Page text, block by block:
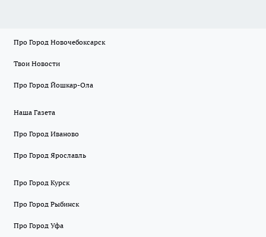
Про Город Новочебоксарск
Твои Новости
Про Город Йошкар-Ола
Наша Газета
Про Город Иваново
Про Город Ярославль
Про Город Курск
Про Город Рыбинск
Про Город Уфа